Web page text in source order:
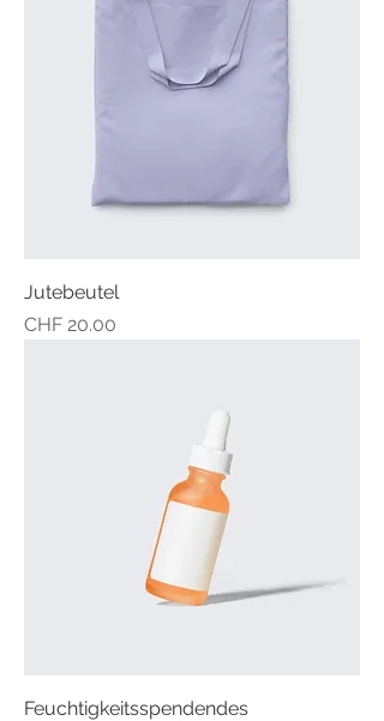
Jutebeutel
Preis
CHF 20.00
Feuchtigkeitsspendendes